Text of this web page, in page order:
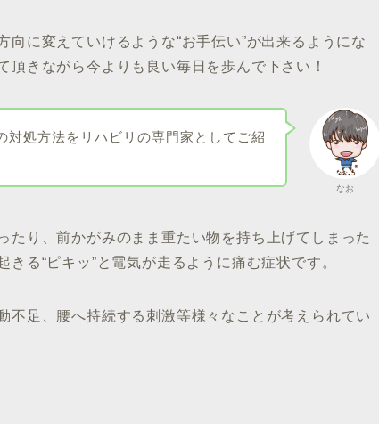
に変えていけるような“お手伝い”が出来るようにな
きながら今よりも良い毎日を歩んで下さい！
なお
対処方法をリハビリの専門家としてご紹
たり、前かがみのまま重たい物を持ち上げてしまった
る“ピキッ”と電気が走るように痛む症状です。
不足、腰へ持続する刺激等様々なことが考えられてい